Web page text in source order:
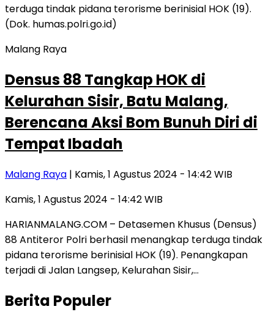
Malang Raya
Densus 88 Tangkap HOK di
Kelurahan Sisir, Batu Malang,
Berencana Aksi Bom Bunuh Diri di
Tempat Ibadah
Malang Raya | Kamis, 1 Agustus 2024 - 14:42 WIB
Kamis, 1 Agustus 2024 - 14:42 WIB
HARIANMALANG.COM – Detasemen Khusus (Densus)
88 Antiteror Polri berhasil menangkap terduga tindak
pidana terorisme berinisial HOK (19). Penangkapan
terjadi di Jalan Langsep, Kelurahan Sisir,…
Berita Populer